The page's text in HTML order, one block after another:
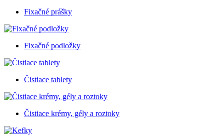
Fixačné prášky
Fixačné podložky
Čistiace tablety
Čistiace krémy, gély a roztoky